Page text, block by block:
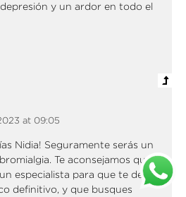
y un ardor en todo el
at 09:05
Nidia! Seguramente serás un
Te aconsejamos que
especialista para que te den el
definitivo, y que busques